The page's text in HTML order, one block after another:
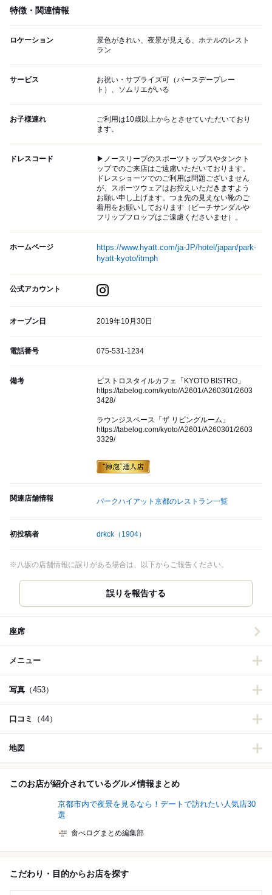
特徴・関連情報
ロケーション
景色がきれい、夜景が見える、ホテルのレスト
ラン
サービス
お祝い・サプライズ可（バースデープレー
ト）、ソムリエがいる
お子様連れ
ご利用は10歳以上からとさせていただいており
ます。
ドレスコード
▶ノースリーブのスポーツトップスやタンクト
ップでのご来店はご遠慮いただいております。
ドレスショーツでのご利用は問題ございません
が、スポーツウェアはお控えいただきますよう
お願い申し上げます。つま先の見えない靴のご
着用をお願いしております（ビーチサンダルや
フリップフロップはご遠慮くださいませ）。
ホームページ
https://www.hyatt.com/ja-JP/hotel/japan/park-
hyatt-kyoto/itmph
公式アカウント
オープン日 2019年10月30日
電話番号 075-531-1234
備考
ビストロスタイルカフェ「KYOTO BISTRO」
https://tabelog.com/kyoto/A2601/A260301/2603
3428/
ラウンジスペース「ザ リビングルーム」
https://tabelog.com/kyoto/A2601/A260301/2603
3329/
関連店舗情報 パークハイアット京都のレストラン一覧
初投稿者 drkck （1904）
※八坂の店舗情報に誤りがある場合は、以下からご報告ください。
誤りを報告する
座席
メニュー
写真 （453）
口コミ （44）
地図
このお店が紹介されているグルメ情報まとめ
京都市内で夜景を見るなら！デートで訪れたい人気店30
選
食べログまとめ編集部
こだわり・目的からお店を探す